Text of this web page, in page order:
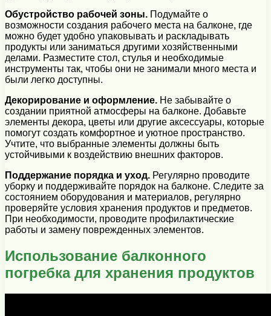
Обустройство рабочей зоны. Подумайте о
возможности создания рабочего места на балконе, где
можно будет удобно упаковывать и раскладывать
продукты или заниматься другими хозяйственными
делами. Разместите стол, стулья и необходимые
инструменты так, чтобы они не занимали много места и
были легко доступны.
Декорирование и оформление. Не забывайте о
создании приятной атмосферы на балконе. Добавьте
элементы декора, цветы или другие аксессуары, которые
помогут создать комфортное и уютное пространство.
Учтите, что выбранные элементы должны быть
устойчивыми к воздействию внешних факторов.
Поддержание порядка и уход. Регулярно проводите
уборку и поддерживайте порядок на балконе. Следите за
состоянием оборудования и материалов, регулярно
проверяйте условия хранения продуктов и предметов.
При необходимости, проводите профилактические
работы и замену поврежденных элементов.
Использование балконного
погребка для хранения продуктов